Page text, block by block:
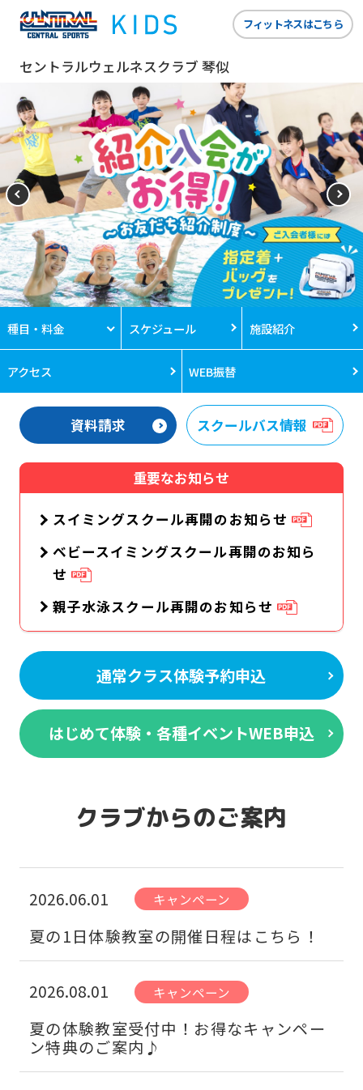
セントラルウェルネスクラブ 琴似
フィットネスはこちら
種目・料金 スケジュール 施設紹介
アクセス WEB振替
資料請求 スクールバス情報
重要なお知らせ
スイミングスクール再開のお知らせ
ベビースイミングスクール再開のお知ら
せ
親子水泳スクール再開のお知らせ
通常クラス体験予約申込
はじめて体験・各種イベントWEB申込
クラブからのご案内
2026.06.01 キャンペーン
夏の1日体験教室の開催日程はこちら！
2026.08.01 キャンペーン
夏の体験教室受付中！お得なキャンペー
ン特典のご案内♪